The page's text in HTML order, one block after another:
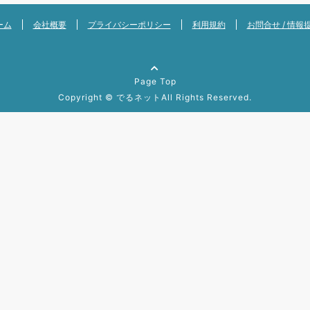
ム 会社概要 プライバシーポリシー 利用規約 お問合せ / 情報
Page Top
Copyright © でるネット All Rights Reserved.